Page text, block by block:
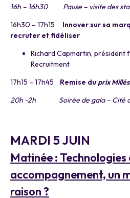
16h – 16h30 Pause – visite des
16h30 – 17h15 Innover sur sa
recruter et fidéliser
Richard Capmartin, président
Recruitment
17h15 – 17h45 Remise du prix
20h -2h Soirée de gala – Cité
MARDI 5 JUIN
Matinée : Technologies
accompagnement, un
raison?